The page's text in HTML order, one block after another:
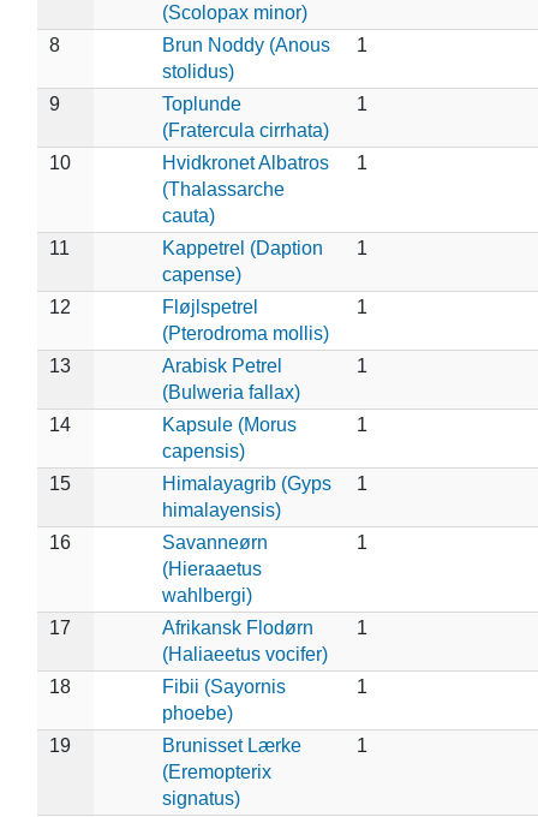
(Scolopax minor)
8
Brun Noddy (Anous
stolidus)
1
9
Toplunde
(Fratercula cirrhata)
1
10
Hvidkronet Albatros
(Thalassarche
cauta)
1
11
Kappetrel (Daption
capense)
1
12
Fløjlspetrel
(Pterodroma mollis)
1
13
Arabisk Petrel
(Bulweria fallax)
1
14
Kapsule (Morus
capensis)
1
15
Himalayagrib (Gyps
himalayensis)
1
16
Savanneørn
(Hieraaetus
wahlbergi)
1
17
Afrikansk Flodørn
(Haliaeetus vocifer)
1
18
Fibii (Sayornis
phoebe)
1
19
Brunisset Lærke
(Eremopterix
signatus)
1